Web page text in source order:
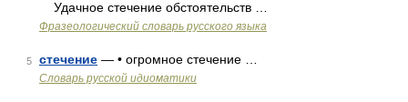
Удачное стечение обстоятельств …
Фразеологический словарь русского языка
5 стечение — • огромное стечение …
Словарь русской идиоматики